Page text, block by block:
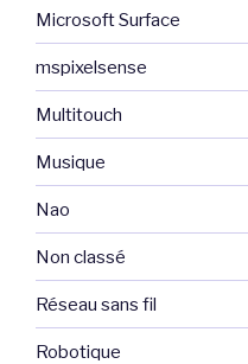
Microsoft Surface
mspixelsense
Multitouch
Musique
Nao
Non classé
Réseau sans fil
Robotique